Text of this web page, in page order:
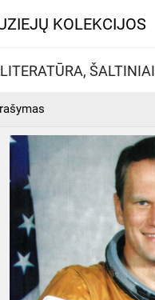
KOLEKCIJOS
LITERATŪRA, ŠALTINIAI